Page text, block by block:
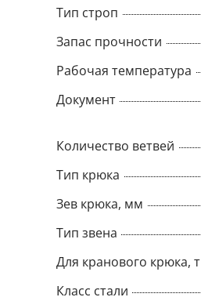
Тип строп
Запас прочности
Рабочая температура
Документ
Количество ветвей
Тип крюка
Зев крюка, мм
Тип звена
Для кранового крюка, т
Класс стали